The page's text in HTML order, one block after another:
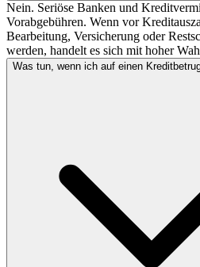
Nein. Seriöse Banken und
Vorabgebühren. Wenn vor
Bearbeitung, Versicherung oder
werden, handelt es sich mit hoher
Was tun, wenn ich auf einen